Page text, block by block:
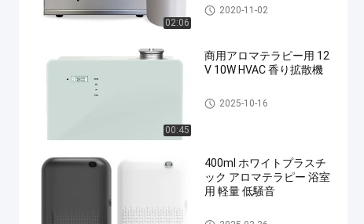
02:06
自動フレグランスディフュー
ザー
2020-11-02
00:45
商用アロマテラピー用 12
V 10W HVAC 香り拡散機
hvacのにおいシステム
2025-10-16
400ml ホワイトプラスチ
ック アロマテラピー 浴室
用 軽量 低騒音
アロマセラピーの拡散器